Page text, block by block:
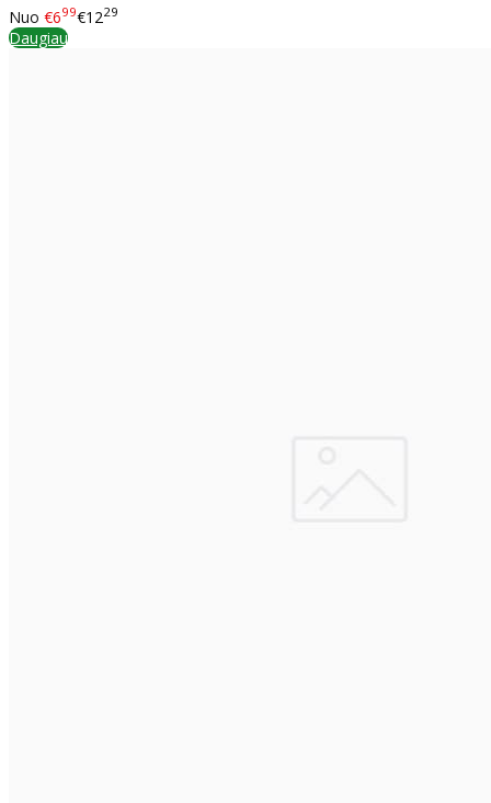
Nuo €699€1229
Daugiau